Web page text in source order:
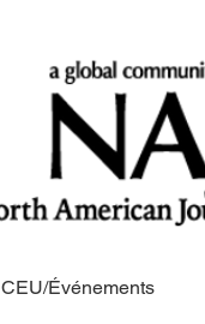
CEU/Événements